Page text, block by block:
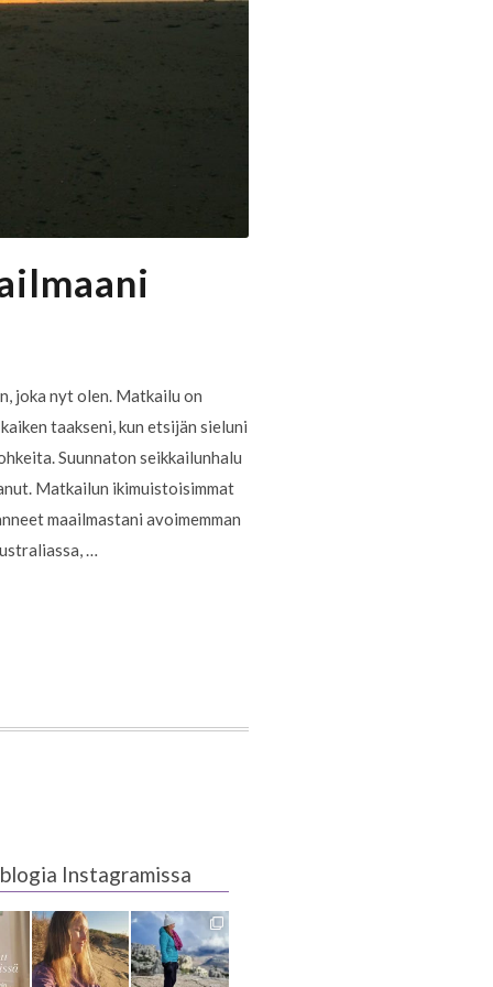
joka nyt olen. Matkailu on
taakseni, kun etsijän sieluni
Suunnaton seikkailunhalu
Matkailun ikimuistoisimmat
maailmastani avoimemman
…
Instagramissa